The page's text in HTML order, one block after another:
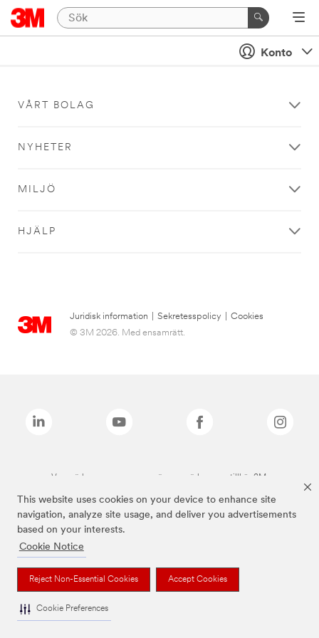
This website uses cookies on your device to enhance site
navigation, analyze site usage, and deliver you advertisements
based on your interests.
Cookie Notice
Reject Non-Essential Cookies Accept Cookies
Cookie Preferences
Konto
VÅRT BOLAG
NYHETER
MILJÖ
HJÄLP
Juridisk information Sekretesspolicy
Cookies
© 3M 2026. Med ensamrätt.
Varumärken som anges ovan är varumärken som tillhör 3M.